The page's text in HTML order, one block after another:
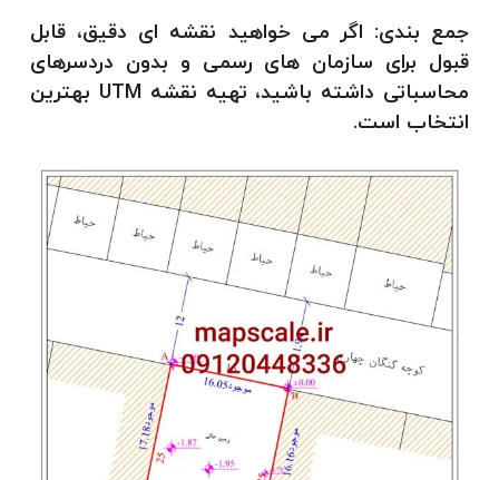
جمع بندی: اگر می خواهید نقشه ای دقیق، قابل
قبول برای سازمان های رسمی و بدون دردسرهای
محاسباتی داشته باشید، تهیه نقشه UTM بهترین
انتخاب است.